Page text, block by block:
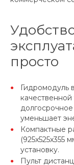
просто
Гидромодуль
уменьшает
Компактные
(925x525x355
установку.
Пульт